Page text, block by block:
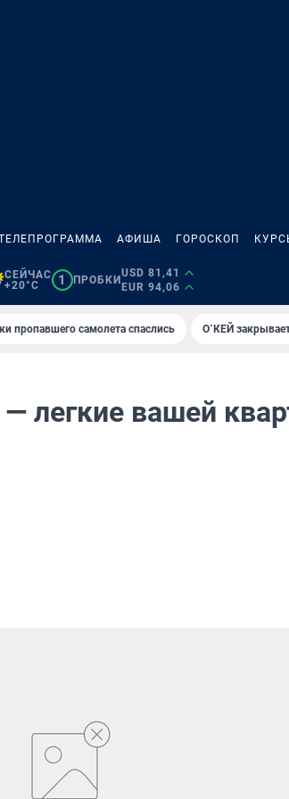
АФИША ГОРОСКОП
СЕЙЧАС
+20°C
1 ПРОБКИ
USD 81,41
EUR 94,06
пропавшего самолета спаслись О`КЕЙ
легкие вашей